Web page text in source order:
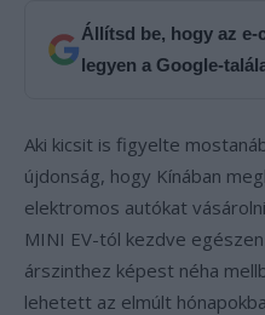
Állítsd be, hogy az
legyen a Google-
Aki kicsit is figyelte
újdonság, hogy Kínában
elektromos autókat
MINI EV-tól kezdve
árszinthez képest néha
lehetett az elmúlt